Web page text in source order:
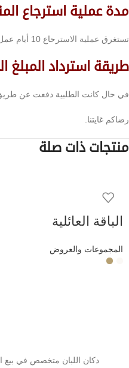
مدة عملية استرجاع
تستغرق عملية الاسترحاع 10 أيام عمل
طريقة استرداد المبلغ
في حال كانت الطلبية دفعت عن طريق
رضاكم غايتنا.
منتجات ذات صلة
الباقة العائلية
المجموعات والعروض
دكان اللبان متخصص في بيع